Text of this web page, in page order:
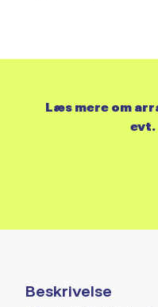
Beskrivelse
Læs mere om
evt.